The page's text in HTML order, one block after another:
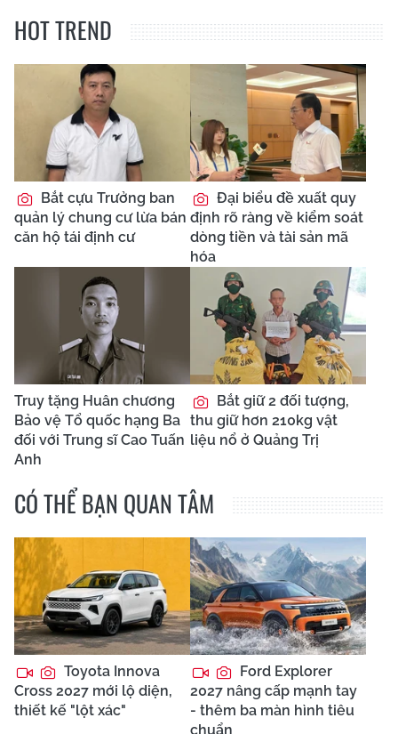
HOT TREND
Bắt cựu Trưởng ban
quản lý chung cư lừa bán
căn hộ tái định cư
Đại biểu đề xuất quy
định rõ ràng về kiểm soát
dòng tiền và tài sản mã
hóa
Truy tặng Huân chương
Bảo vệ Tổ quốc hạng Ba
đối với Trung sĩ Cao Tuấn
Anh
Bắt giữ 2 đối tượng,
thu giữ hơn 210kg vật
liệu nổ ở Quảng Trị
CÓ THỂ BẠN QUAN TÂM
Toyota Innova
Cross 2027 mới lộ diện,
thiết kế "lột xác"
Ford Explorer
2027 nâng cấp mạnh tay
- thêm ba màn hình tiêu
chuẩn